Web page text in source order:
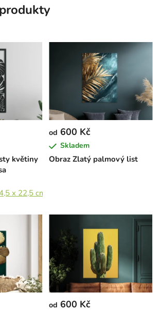
květiny
x 22,5 cm
Obraz Zlatý palmový list
od 600 Kč
Skladem
od 600 Kč